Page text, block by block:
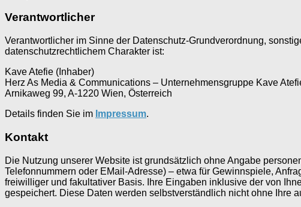
Verantwortlicher
Verantwortlicher im Sinne der Datenschutz-Grundverordnung,
datenschutzrechtlichem Charakter ist:
Kave Atefie (Inhaber)
Herz As Media & Communications – Unternehmensgruppe Kave
Arnikaweg 99, A-1220 Wien, Österreich
Details finden Sie im Impressum.
Kontakt
Die Nutzung unserer Website ist grundsätzlich ohne Angabe
Telefonnummern oder EMail-Adresse) – etwa für Gewinnspiele,
freiwilliger und fakultativer Basis. Ihre Eingaben inklusive der von
gespeichert. Diese Daten werden selbstverständlich nicht ohne Ihre